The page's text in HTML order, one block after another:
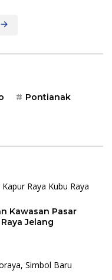
Pontianak
Kawasan Pasar
Jelang